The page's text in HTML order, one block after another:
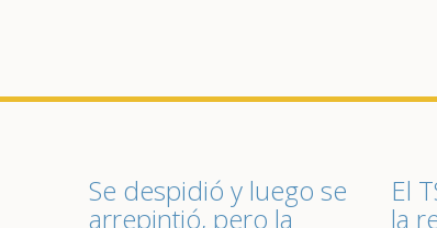
Se despidió y luego se
arrepintió, pero la
El
la